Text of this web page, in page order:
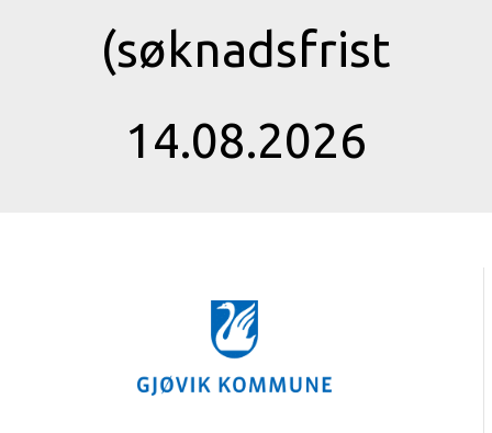
(søknadsfrist
14.08.2026